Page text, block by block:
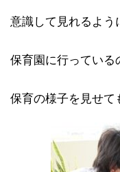
意識して見れるよう
保育園に行っている
保育の様子を見せて